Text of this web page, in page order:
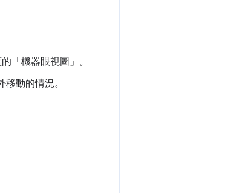
「機器眼視圖」。
動的情況。